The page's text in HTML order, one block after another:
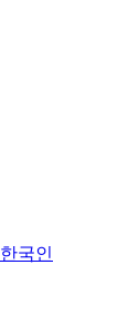
한국인